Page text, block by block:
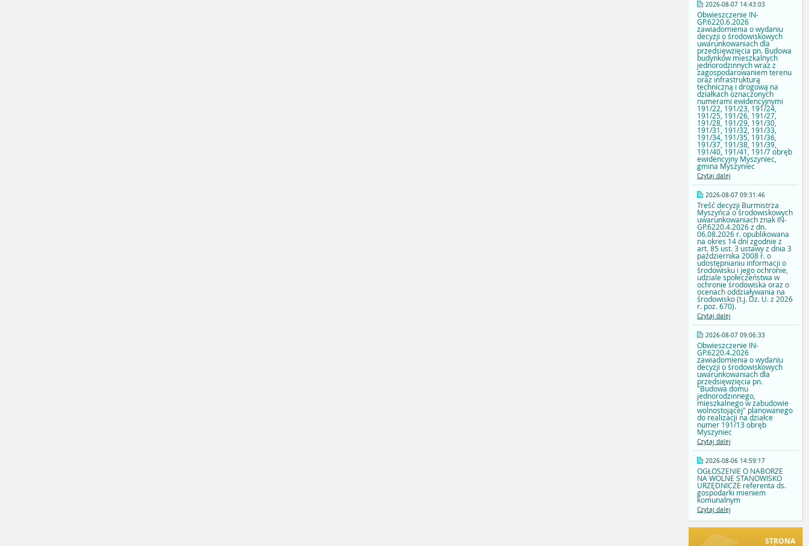
2026-08-07 14:43:03
Obwieszczenie IN-
GP.6220.6.2026
zawiadomienia o wydaniu
decyzji o środowiskowych
uwarunkowaniach dla
przedsięwzięcia pn. Budowa
budynków mieszkalnych
jednorodzinnych wraz z
zagospodarowaniem terenu
oraz infrastrukturą
techniczną i drogową na
działkach oznaczonych
numerami ewidencyjnymi
191/22, 191/23, 191/24,
191/25, 191/26, 191/27,
191/28, 191/29, 191/30,
191/31, 191/32, 191/33,
191/34, 191/35, 191/36,
191/37, 191/38, 191/39,
191/40, 191/41, 191/7 obręb
ewidencyjny Myszyniec,
gmina Myszyniec
Czytaj dalej
2026-08-07 09:31:46
Treść decyzji Burmistrza
Myszyńca o środowiskowych
uwarunkowaniach znak IN-
GP.6220.4.2026 z dn.
06.08.2026 r. opublikowana
na okres 14 dni zgodnie z
art. 85 ust. 3 ustawy z dnia 3
października 2008 r. o
udostępnianiu informacji o
środowisku i jego ochronie,
udziale społeczeństwa w
ochronie środowiska oraz o
ocenach oddziaływania na
środowisko (t.j. Dz. U. z 2026
r. poz. 670).
Czytaj dalej
2026-08-07 09:06:33
Obwieszczenie IN-
GP.6220.4.2026
zawiadomienia o wydaniu
decyzji o środowiskowych
uwarunkowaniach dla
przedsięwzięcia pn.
"Budowa domu
jednorodzinnego,
mieszkalnego w zabudowie
wolnostojącej" planowanego
do realizacji na działce
numer 191/13 obręb
Myszyniec
Czytaj dalej
2026-08-06 14:59:17
OGŁOSZENIE O NABORZE
NA WOLNE STANOWISKO
URZĘDNICZE referenta ds.
gospodarki mieniem
komunalnym
Czytaj dalej
STRONA